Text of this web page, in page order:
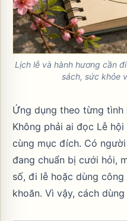
Lịch lễ và hành hương cần
sách, sức khỏe
Ứng dụng theo từng tình
Không phải ai đọc Lễ
cùng mục đích. Có
đang chuẩn bị cưới hỏi,
số, đi lễ hoặc dùng
khoăn. Vì vậy, cách